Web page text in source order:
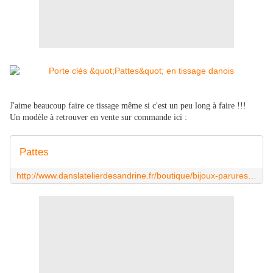
J'aime beaucoup faire ce tissage même si c'est un peu long à faire !!!
Un modèle à retrouver en vente sur commande ici :
Pattes